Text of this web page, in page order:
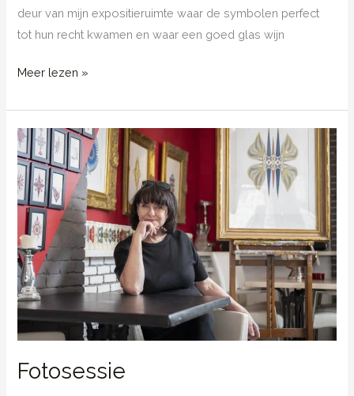
deur van mijn expositieruimte waar de symbolen perfect
tot hun recht kwamen en waar een goed glas wijn
Waar
deur
dicht
gaat,
opent
een
andere
Meer lezen »
Fotosessie